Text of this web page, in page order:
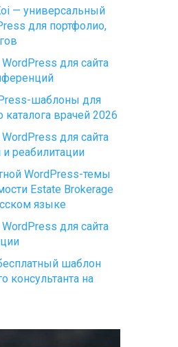
— универсальный
для портфолио,
для сайта
шаблоны для
врачей 2026
для сайта
реабилитации
WordPress-темы
Estate Brokerage
языке
для сайта
шаблон
консультанта на